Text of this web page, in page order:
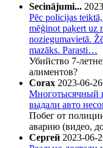
Secinājumi...
Pēc policijas
mēģinot paķert uz
noziegumavietā.
mazāks. Parasti…
Убийство 7-
алиментов?
Corax 2023-06-
Многотысячный
выдали авто
Побег от
аварию (видео,
Сергей 2023-06-